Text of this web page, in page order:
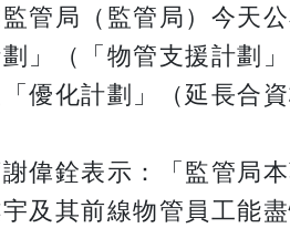
管局（監管局）今天
」（「物管支援計劃
優化計劃」（延長合
偉銓表示：「監管局
及其前線物管員工能